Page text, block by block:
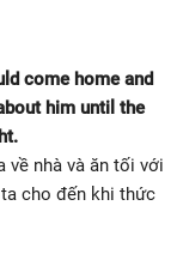
come home and
him until the
về nhà và ăn tối với
cho đến khi thức